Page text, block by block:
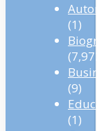
(1)
(7,972)
(9)
(1)